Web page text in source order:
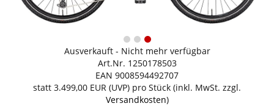
Ausverkauft - Nicht mehr verfügbar
Art.Nr. 1250178503
EAN 9008594492707
statt 3.499,00 EUR (UVP) pro Stück (inkl. MwSt. zzgl.
Versandkosten)